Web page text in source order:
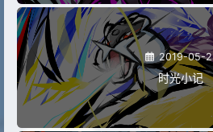
2019-05-
时光小记